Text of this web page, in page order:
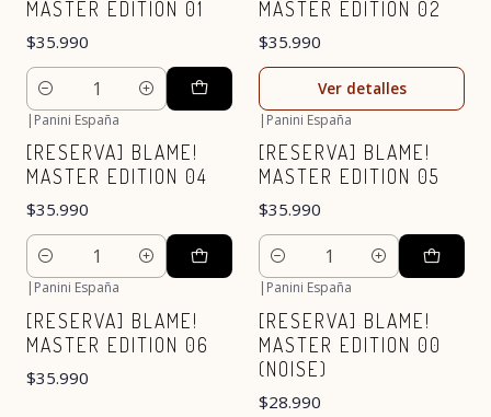
MASTER EDITION 01
$35.990
Cantidad
MASTER EDITION 02
$35.990
Ver detalles
| Panini España
[RESERVA] BLAME!
MASTER EDITION 04
$35.990
Cantidad
| Panini España
[RESERVA] BLAME!
MASTER EDITION 05
$35.990
Cantidad
| Panini España
[RESERVA] BLAME!
MASTER EDITION 06
$35.990
| Panini España
[RESERVA] BLAME!
MASTER EDITION 00
(NOISE)
$28.990